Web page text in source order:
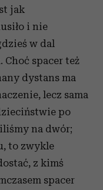
jak
i nie
w dal
Choć spacer też
dystans ma
lecz sama
po
na dwór;
to zwykle
z kimś
spacer